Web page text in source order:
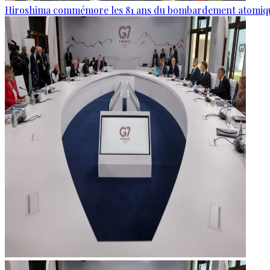
Hiroshima commémore les 81 ans du bombardement